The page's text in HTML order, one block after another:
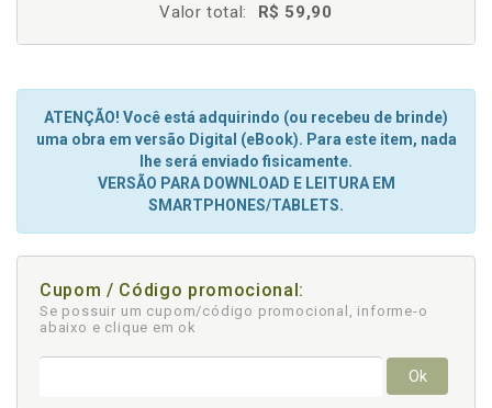
Valor total: R$ 59,90
ATENÇÃO! Você está adquirindo (ou recebeu de brinde)
uma obra em versão Digital (eBook). Para este item, nada
lhe será enviado fisicamente.
VERSÃO PARA DOWNLOAD E LEITURA EM
SMARTPHONES/TABLETS.
Cupom / Código promocional:
Se possuir um cupom/código promocional, informe-o
abaixo e clique em ok
Ok